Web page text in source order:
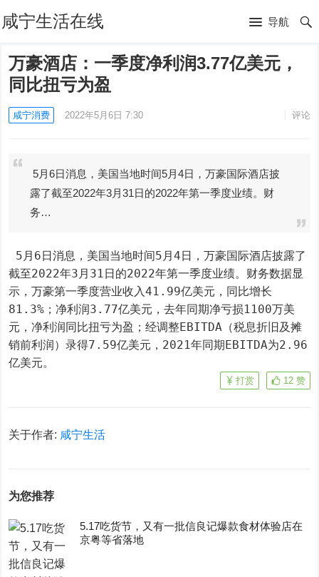
咸宁生活在线 导航
万豪酒店：一季度净利润3.77亿美元，
同比扭亏为盈
咸宁消费 2022年5月6日 7:30 评论
5月6日消息，美国当地时间5月4日，万豪国际酒店披
露了截至2022年3月31日的2022年第一季度业绩。财
务…
5月6日消息，美国当地时间5月4日，万豪国际酒店披露了
截至2022年3月31日的2022年第一季度业绩。财务数据显
示，万豪第一季度营业收入41.99亿美元，同比增长
81.3%；净利润3.77亿美元，去年同期净亏损1100万美
元，净利润同比扭亏为盈；经调整EBITDA（税息折旧及摊
销前利润）录得7.59亿美元，2021年同期EBITDA为2.96
亿美元。
12 赞
打赏
关于作者: 咸宁生活
为您推荐
5.17吃货节，又有一批信良记爆款食材体验店在
京粤等省落地